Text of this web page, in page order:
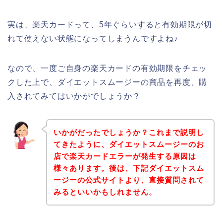
実は、楽天カードって、5年ぐらいすると有効期限が切
れて使えない状態になってしまうんですよね♪
なので、一度ご自身の楽天カードの有効期限をチェッ
クした上で、ダイエットスムージーの商品を再度、購
入されてみてはいかがでしょうか？
いかがだったでしょうか？これまで説明し
てきたように、ダイエットスムージーのお
店で楽天カードエラーが発生する原因は
様々あります。後は、下記ダイエットスム
ージーの公式サイトより、直接質問されて
みるといいかもしれません。